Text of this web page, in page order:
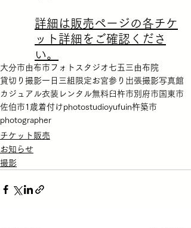
詳細は販売ページの各チケ
ット詳細をご確認くださ
い。
大分市 由布市 フォトスタジオ 七五三 由布院
貸切り撮影一日三組限定 お宮参り 出張撮影写真館
カジュアル衣装 レンタル無料臼杵市別府市 国東市
佐伯市 1歳着付けphotostudioyufuin杵築市
photographer
チケット販売
お知らせ
撮影